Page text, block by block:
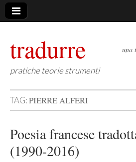
tradurre
pratiche teorie strumenti
una
TAG:PIERRE ALFERI
Poesia francese
(1990-2016)